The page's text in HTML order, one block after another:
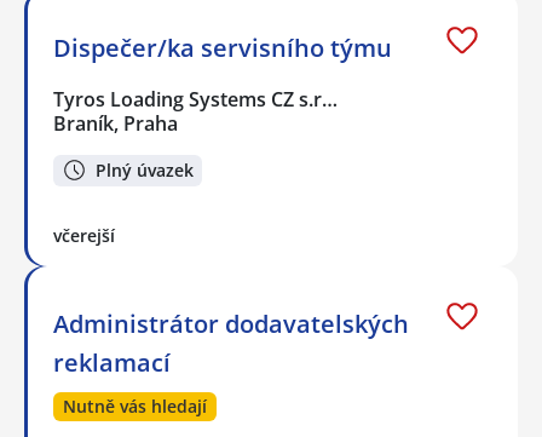
Dispečer/ka servisního týmu
Tyros Loading Systems CZ s.r…
Braník, Praha
Plný úvazek
včerejší
Administrátor dodavatelských
reklamací
Nutně vás hledají